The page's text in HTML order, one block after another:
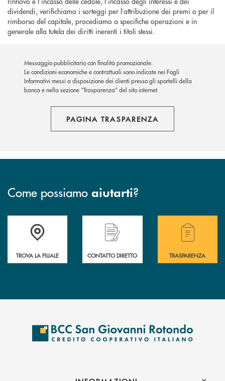
dividendi, verifichiamo i sorteggi per l’attribuzione dei premi o per il
rimborso del capitale, procediamo a specifiche operazioni e in
generale alla tutela dei diritti inerenti i titoli stessi.
Messaggio pubblicitario con finalità promozionale.
Le condizioni economiche e contrattuali sono indicate nei Fogli
Informativi messi a disposizione dei clienti presso gli sportelli della
banca e nella sezione “Trasparenza” del sito internet.
PAGINA TRASPARENZA
Come possiamo aiutarti?
Accedi all' elenco completo delle filiali della BCC San Giovanni
TROVA LA FILIALE
Hai bisogno di assistenza immediata?
CONTATTO DIRETTO
Hai bisogno di
TRASPARENZA